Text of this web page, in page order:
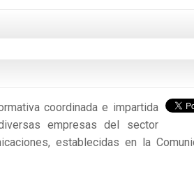
coordinada e impartida
empresas del sector
establecidas en la